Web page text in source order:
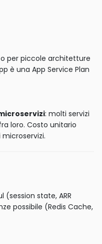
o per piccole architetture
è una App Service Plan
: molti servizi
loro. Costo unitario
state, ARR
possibile (Redis Cache,